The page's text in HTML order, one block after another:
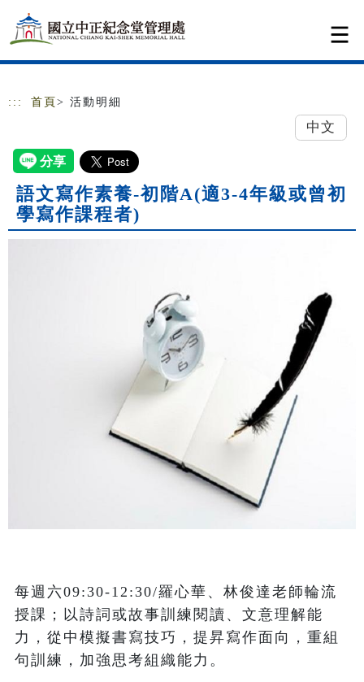
跳到主要內容
網站導覽
::: 首頁 > 活動明細
中文
語文寫作素養-初階A(適3-4年級或曾初
學寫作課程者)
每週六09:30-12:30/羅心華、林俊達老師輪流
授課；以詩詞或故事訓練閱讀、文意理解能
力，從中模擬書寫技巧，提昇寫作面向，重組
句訓練，加強思考組織能力。